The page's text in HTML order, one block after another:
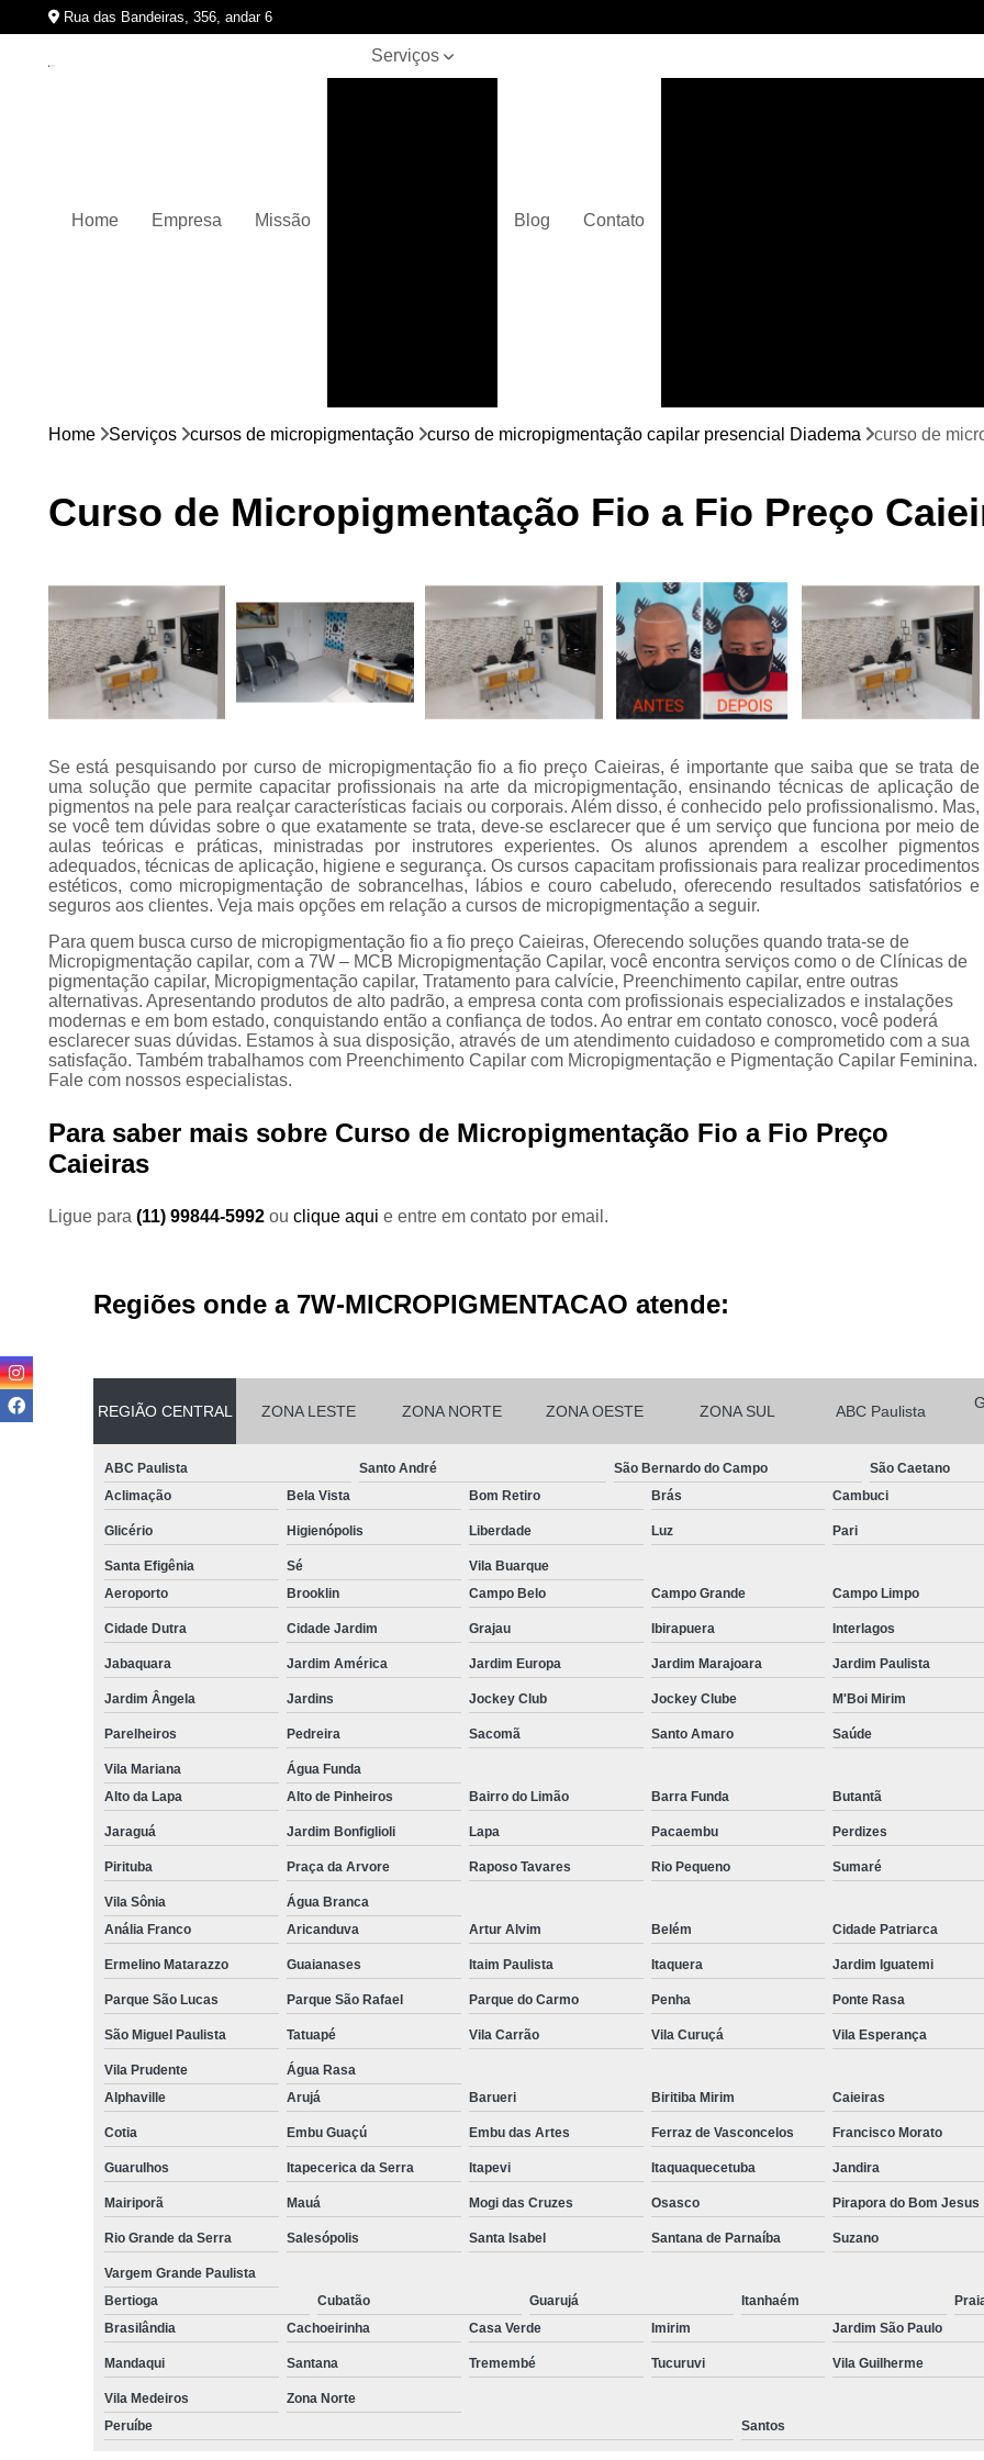
Rua das Bandeiras, 356, andar 6
Home Empresa Missão
Serviços
Preenchimento
capilar
calvície
Blog Contato
Curso de
Curso de
Curso de Micropigmentação Santo
Curso
Curso Presencial
Cursos de
Cursos de Micropigmentação de
Micropigmentação Capilar com
Micropigmentação Capilar em
Micropigmentação Capilar
Micropigmentação Capilar nas
Micropigmentação Capilar para
Micropigmentação Cabelo
Micropigmentação Cabelo
Micropigmentação
Micropigmentação Capilar Cabelo
Micropigmentação Capilar Fio
Micropigmentação
Micropigmentação de Barba São
Micropigmentação Fio a Fio Barba
Micropigmentação na Barba ABC
Nano Micropigmentação de Barba
Nano Pigmentação Cabelo Rio
Nano
Nano
Nano
Pigmentação Capilar 3d
Pigmentação Capilar em
Pigmentação de Cabelo
Pigmentação na Careca
Preenchimento Capilar Central
Preenchimento Capilar com
Preenchimento Capilar
Preenchimento Capilar na
Preenchimento Capilar
Tratamento para a Calvície
Tratamento para Calvície com
Tratamento para Calvície
Home Serviços cursos de micropigmentação curso de micropigmentação capilar presencial Diadema curso de
Curso de Micropigmentação Fio a Fio Preço
Se está pesquisando por curso de micropigmentação fio a fio preço Caieiras, é importante que saiba que se trata de
uma solução que permite capacitar profissionais na arte da micropigmentação, ensinando técnicas de aplicação de
pigmentos na pele para realçar características faciais ou corporais. Além disso, é conhecido pelo profissionalismo. Mas,
se você tem dúvidas sobre o que exatamente se trata, deve-se esclarecer que é um serviço que funciona por meio de
aulas teóricas e práticas, ministradas por instrutores experientes. Os alunos aprendem a escolher pigmentos
adequados, técnicas de aplicação, higiene e segurança. Os cursos capacitam profissionais para realizar procedimentos
estéticos, como micropigmentação de sobrancelhas, lábios e couro cabeludo, oferecendo resultados satisfatórios e
seguros aos clientes. Veja mais opções em relação a cursos de micropigmentação a seguir.
Para quem busca curso de micropigmentação fio a fio preço Caieiras, Oferecendo soluções quando trata-se de
Micropigmentação capilar, com a 7W – MCB Micropigmentação Capilar, você encontra serviços como o de Clínicas de
pigmentação capilar, Micropigmentação capilar, Tratamento para calvície, Preenchimento capilar, entre outras
alternativas. Apresentando produtos de alto padrão, a empresa conta com profissionais especializados e instalações
modernas e em bom estado, conquistando então a confiança de todos. Ao entrar em contato conosco, você poderá
esclarecer suas dúvidas. Estamos à sua disposição, através de um atendimento cuidadoso e comprometido com a sua
satisfação. Também trabalhamos com Preenchimento Capilar com Micropigmentação e Pigmentação Capilar Feminina.
Fale com nossos especialistas.
Para saber mais sobre Curso de Micropigmentação Fio a Fio Preço
Caieiras
Ligue para (11) 99844-5992 ou clique aqui e entre em contato por email.
Regiões onde a 7W-MICROPIGMENTACAO atende:
REGIÃO CENTRAL ZONA LESTE ZONA NORTE ZONA OESTE ZONA SUL ABC Paulista
ABC Paulista Santo André São Bernardo do Campo São Caetano
Aclimação
Bela Vista Bom Retiro Brás Cambuci
Glicério Higienópolis Liberdade Luz Pari
Santa Efigênia Sé
Vila Buarque
Aeroporto
Brooklin Campo Belo Campo Grande Campo Limpo
Cidade Dutra Cidade Jardim Grajau Ibirapuera Interlagos
Jabaquara Jardim América Jardim Europa Jardim Marajoara Jardim Paulista
Jardim Ângela Jardins Jockey Club Jockey Clube M'Boi Mirim
Parelheiros Pedreira Sacomã Santo Amaro Saúde
Vila Mariana
Água Funda
Alto da Lapa
Alto de Pinheiros Bairro do Limão Barra Funda Butantã
Jaraguá Jardim Bonfiglioli Lapa Pacaembu Perdizes
Pirituba Praça da Arvore Raposo Tavares Rio Pequeno Sumaré
Vila Sônia
Água Branca
Anália Franco
Aricanduva Artur Alvim Belém Cidade Patriarca
Ermelino Matarazzo Guaianases Itaim Paulista Itaquera Jardim Iguatemi
Parque São Lucas Parque São Rafael Parque do Carmo Penha Ponte Rasa
São Miguel Paulista Tatuapé Vila Carrão Vila Curuçá Vila Esperança
Vila Prudente
Água Rasa
Alphaville
Arujá Barueri Biritiba Mirim Caieiras
Cotia Embu Guaçú Embu das Artes Ferraz de Vasconcelos Francisco Morato
Guarulhos Itapecerica da Serra Itapevi Itaquaquecetuba Jandira
Mairiporã Mauá Mogi das Cruzes Osasco Pirapora do Bom Jesus
Rio Grande da Serra Salesópolis Santa Isabel Santana de Parnaíba Suzano
Vargem Grande Paulista
Bertioga
Cubatão Guarujá Itanhaém
Brasilândia
Cachoeirinha Casa Verde Imirim Jardim São Paulo
Mandaqui Santana Tremembé Tucuruvi Vila Guilherme
Vila Medeiros
Zona Norte
Peruíbe
Santos